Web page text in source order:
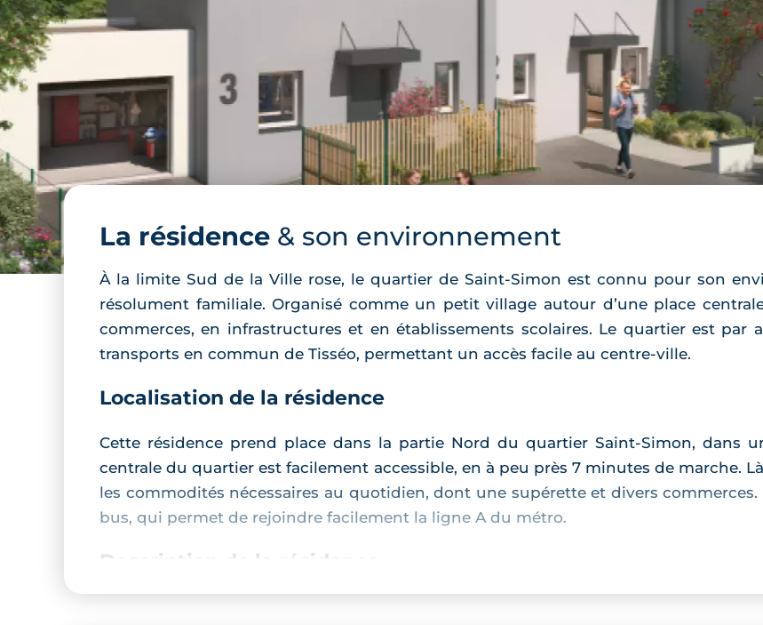
La résidence & son environnement
À la limite Sud de la Ville rose, le quartier de Saint-Simon est connu pour son
résolument familiale. Organisé comme un petit village autour d’une place
commerces, en infrastructures et en établissements scolaires. Le quartier est par
transports en commun de Tisséo, permettant un accès facile au centre-ville.
Localisation de la résidence
Cette résidence prend place dans la partie Nord du quartier Saint-Simon, dans
centrale du quartier est facilement accessible, en à peu près 7 minutes de marche.
les commodités nécessaires au quotidien, dont une supérette et divers
bus, qui permet de rejoindre facilement la ligne A du métro.
Description de la résidence